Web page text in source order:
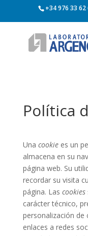
+34 976 33 62
Política
Una cookiees un
almacena en su
página web. Su
recordar su visita
página. Las cookies
carácter técnico,
personalización de
enlaces a redes